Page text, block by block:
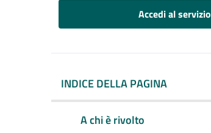
Accedi al servizio
INDICE DELLA PAGINA
A chi è rivolto